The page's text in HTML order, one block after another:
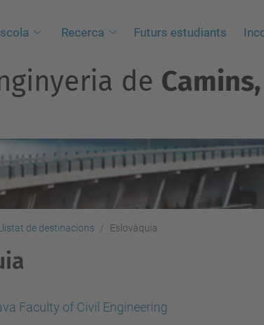
Recerca Futurs estudiants
de
de destinacions Eslovàquia
Faculty of Civil Engineering